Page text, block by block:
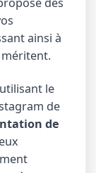
ainsi à
le
de
de